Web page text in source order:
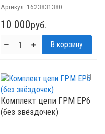
Артикул: 1623831380
10 000руб.
Комплект цепи ГРМ EP6
(без звёздочек)